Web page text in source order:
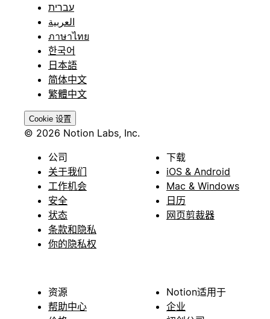
עברית
العربية
ภาษาไทย
한국어
日本語
简体中文
繁體中文
Cookie 设置
© 2026 Notion Labs, Inc.
公司
关于我们
工作机会
安全
状态
条款和隐私
你的隐私权
下载
iOS & Android
Mac & Windows
日历
网页剪裁器
资源
帮助中心
Notion适用于
企业